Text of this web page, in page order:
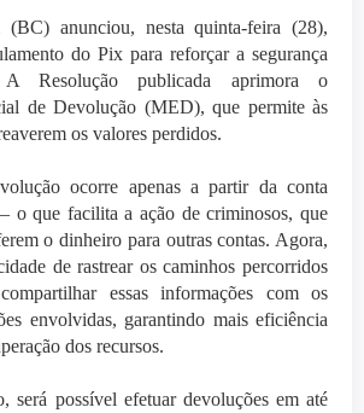
anunciou, nesta quinta-feira (28),
do Pix para reforçar a segurança
Resolução publicada aprimora o
de Devolução (MED), que permite às
os valores perdidos.
ocorre apenas a partir da conta
o que facilita a ação de criminosos, que
o dinheiro para outras contas. Agora,
de rastrear os caminhos percorridos
essas informações com os
envolvidas, garantindo mais eficiência
dos recursos.
será possível efetuar devoluções em até